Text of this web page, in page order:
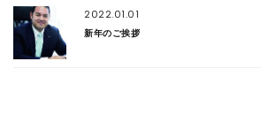
2022.01.01
新年のご挨拶